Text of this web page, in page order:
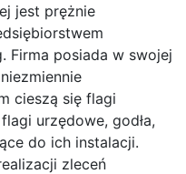
jest prężnie
Firma posiada w swojej
cieszą się flagi
urzędowe, godła,
do ich instalacji.
zleceń